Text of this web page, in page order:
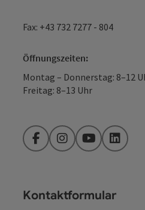
Fax: +43 732 7277 - 804
Öffnungszeiten:
Montag – Donnerstag: 8–12
Freitag: 8–13 Uhr
FacebookInstagramYouTubeLinkedIn
Kontaktformular